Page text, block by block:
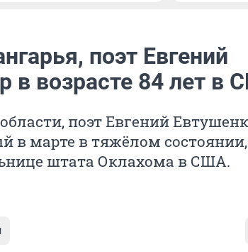
поэт Евгений
в возрасте 84 лет в
поэт Евгений
в марте в тяжёлом
штата Оклахома в США.